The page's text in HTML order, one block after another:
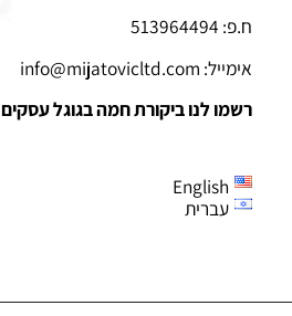
ח.פ: 513964494
אימייל: info@mijatovicltd.com
רשמו לנו ביקורת חמה בגוגל עסקים
English
עברית